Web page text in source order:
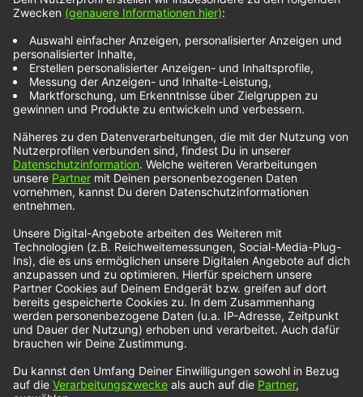
Callum Beattie – Can’t
Kill This Summer
Callum Beattieist gebürtiger Schotte und
verbindet mit seinen Songs immer viel
Persönliches. So auch bei seinem Song „Can’t Kill
The Summer“. Callum Beattie selbst war